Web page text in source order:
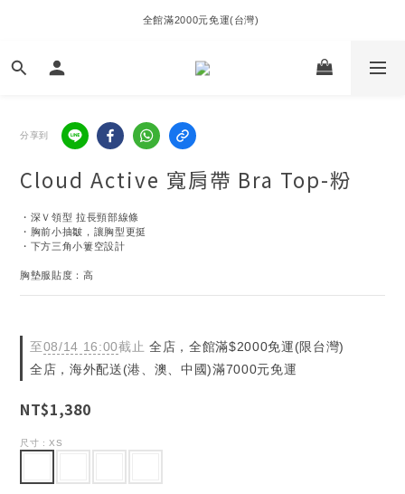
全館滿2000元免運(台灣)
分享到
Cloud Active 寬肩帶 Bra Top-粉
・深Ｖ領型 拉長頸部線條
・胸前小抽皺，讓胸型更挺
・下方三角小簍空設計
胸墊服貼度：高
至08/14 16:00截止 全店，全館滿$2000免運(限台灣)
全店，海外配送(港、澳、中國)滿7000元免運
NT$1,380
尺寸 : XS